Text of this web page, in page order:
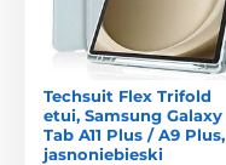
Techsuit Flex Trifold
etui, Samsung Galaxy
Tab A11 Plus / A9 Plus,
jasnoniebieski